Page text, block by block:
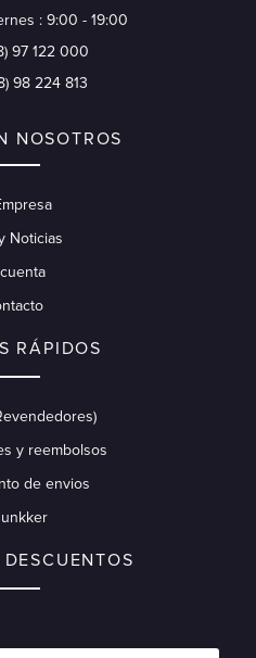
: 9:00 - 19:00
97 122 000
98 224 813
NOSOTROS
Noticias
RÁPIDOS
y reembolsos
de envios